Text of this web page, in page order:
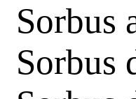
Sorbus
Sorbus